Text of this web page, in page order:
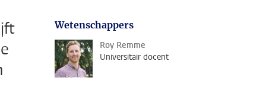
Wetenschappers
Roy Remme
Universitair docent